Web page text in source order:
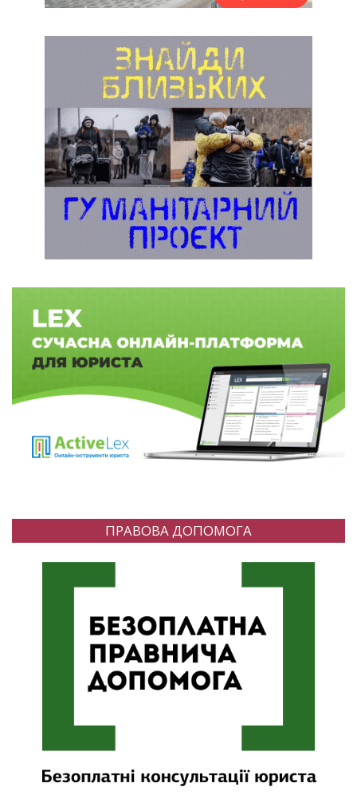
ПРАВОВА ДОПОМОГА